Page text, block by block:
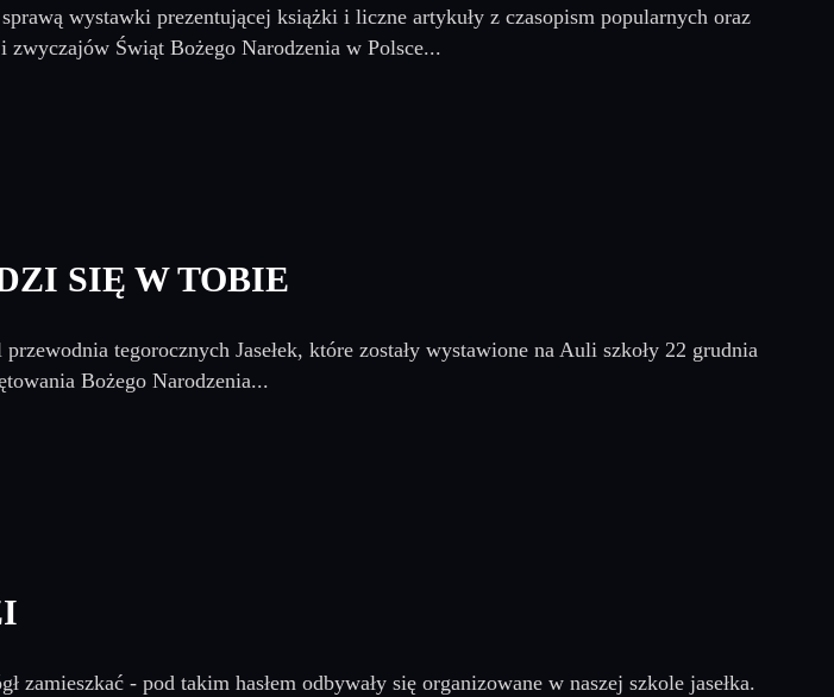
wystawki prezentującej książki i liczne artykuły z czasopism popularnych oraz
Świąt Bożego Narodzenia w Polsce...
SIĘ W TOBIE
tegorocznych Jasełek, które zostały wystawione na Auli szkoły 22 grudnia
Bożego Narodzenia...
zamieszkać - pod takim hasłem odbywały się organizowane w naszej szkole jasełka.